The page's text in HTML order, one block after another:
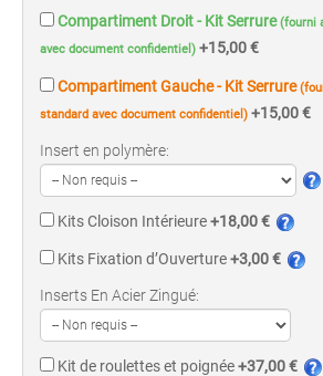
Compartiment Droit - Kit Serrure(fourni
avec document confidentiel) +15,00 €
Compartiment Gauche - Kit Serrure
standard avec document confidentiel) +15,00 €
Insert en polymère:
Kits Cloison Intérieure+18,00 €
Kits Fixation d’Ouverture+3,00 €
Inserts En Acier Zingué:
Kit de roulettes et poignée+37,00 €